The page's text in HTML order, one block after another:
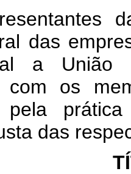
das
a União
com os
pela
das